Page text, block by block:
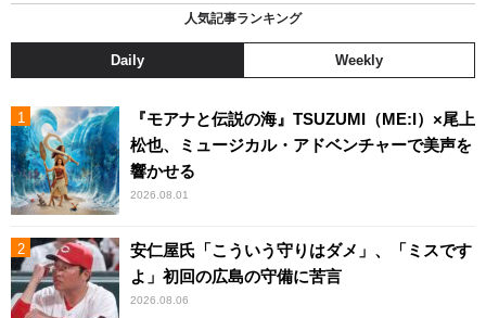
人気記事ランキング
Daily Weekly
『モアナと伝説の海』TSUZUMI（ME:I）×尾上
松也、ミュージカル・アドベンチャーで美声を
響かせる
2026.08.01
安仁屋氏「こういう守りはダメ」、「ミスです
よ」初回の広島の守備に苦言
2026.08.06